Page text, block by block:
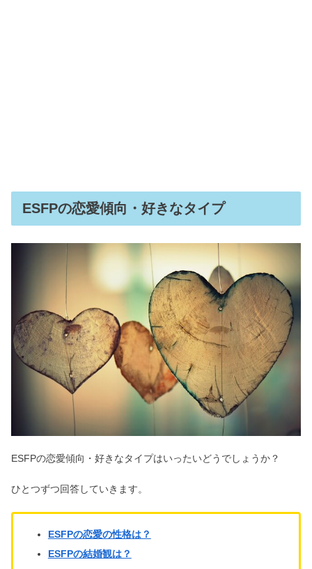
ESFPの恋愛傾向・好きなタイプ
ESFPの恋愛傾向・好きなタイプはいったいどうでしょうか？
ひとつずつ回答していきます。
ESFPの恋愛の性格は？
ESFPの結婚観は？